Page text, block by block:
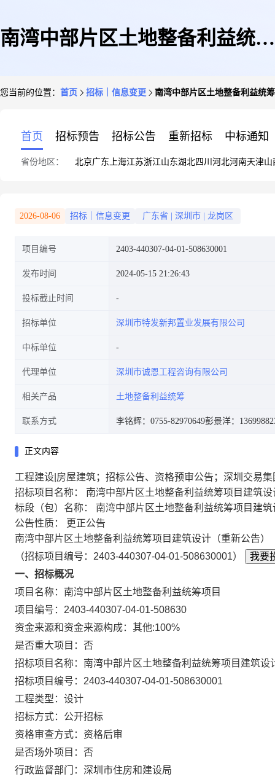
南湾中部片区土地整备利益统筹
您当前的位置： 首页 招标｜信息变更 南湾中部片区土地整备利益统
首页 招标预告 招标公告 重新招标 中标通知
省份地区： 北京广东 上海江苏浙江山东湖北四川 河北河南天津山
2026-08-06 招标｜信息变更 广东省 深圳市 龙岗区
项目编号 2403-440307-04-01-508630001
发布时间 2024-05-15 21:26:43
投标截止时间
招标单位 深圳市特发新邦置业发展有限公司
中标单位
代理单位 深圳市诚恩工程咨询有限公司
相关产品 土地整备利益统筹
联系方式 李铭辉：0755-82970649彭景洋：
正文内容
工程建设|房屋建筑；招标公告、资格预审公告；深圳交易
招标项目名称： 南湾中部片区土地整备利益统筹项目建筑设
标段（包）名称： 南湾中部片区土地整备利益统筹项目建筑
公告性质： 更正公告
南湾中部片区土地整备利益统筹项目建筑设计（重新公告）
（招标项目编号：2403-440307-04-01-508630001）
我要
一、招标概况
项目名称：南湾中部片区土地整备利益统筹项目
项目编号：2403-440307-04-01-508630
资金来源和资金来源构成：其他:100%
是否重大项目：否
招标项目名称：南湾中部片区土地整备利益统筹项目建筑设
招标项目编号：2403-440307-04-01-508630001
工程类型：设计
招标方式：公开招标
资格审查方式：资格后审
是否场外项目：否
行政监督部门：深圳市住房和建设局